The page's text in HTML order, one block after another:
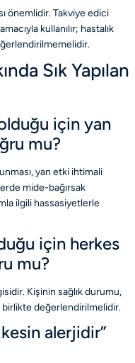
önemlidir. Takviye edici
kullanılır; hastalık
Sık Yapılan
için yan
mu?
yan etki ihtimali
mide-bağırsak
ilgili hassasiyetlerle
için herkes
mu?
Kişinin sağlık durumu,
birlikte değerlendirilmelidir.
alerjidir”